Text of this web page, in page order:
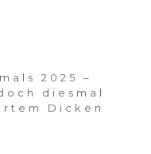
2025 –
diesmal
Dicken